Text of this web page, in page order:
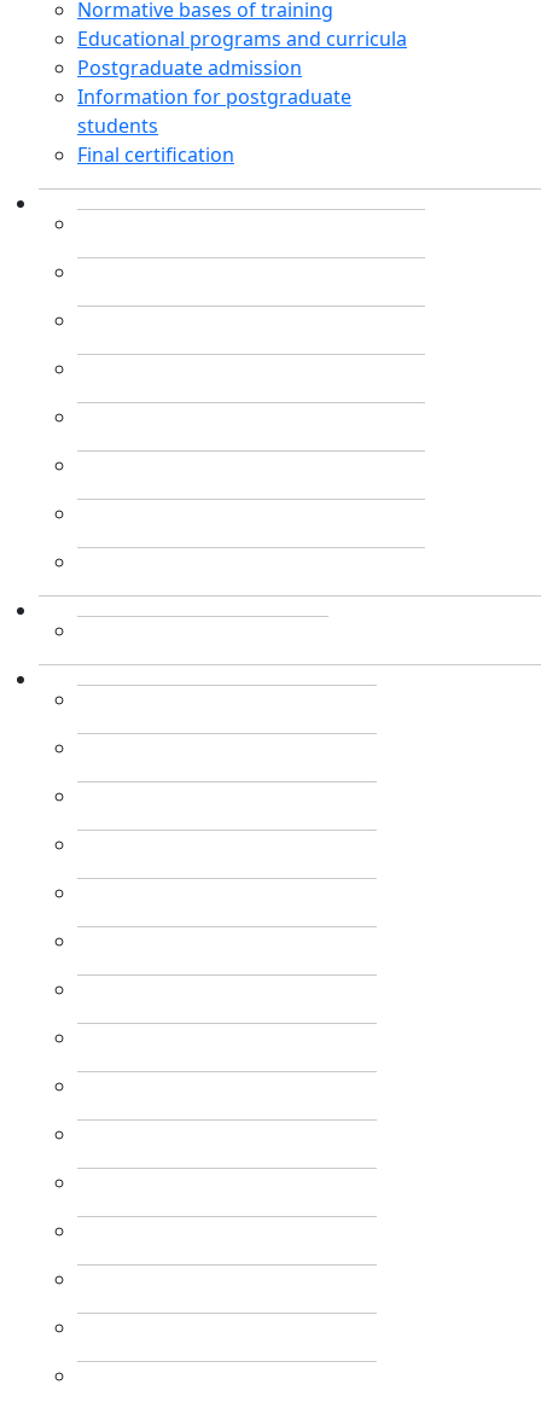
Normative bases of training
Educational programs and curricula
Postgraduate admission
Information for postgraduate
students
Final certification